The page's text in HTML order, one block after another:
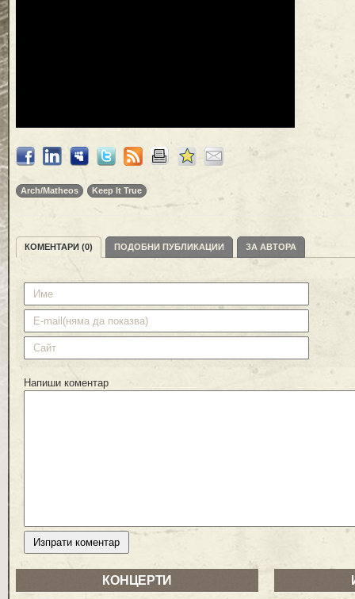
Arch/Matheos Keep It True
КОМЕНТАРИ (0) ПОДОБНИ ПУБЛИКАЦИИ ЗА АВТОРА
Напиши коментар
КОНЦЕРТИ